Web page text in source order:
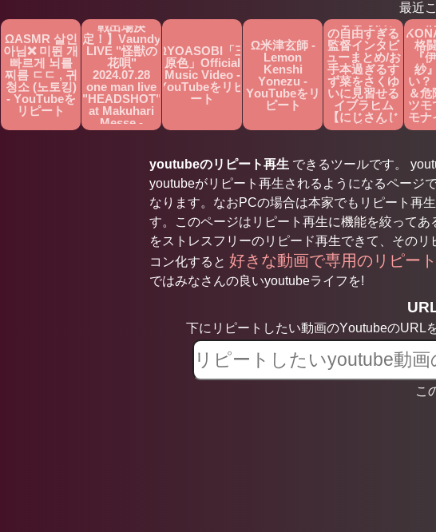
最近
ΩASMR 살인
아님❌ 미뛴 개
빠르게 뇌를
찌름 ㄷㄷ , 귀
청소 (노토킹)
- YouTubeを
リピート
戦出場決
定！】Vaundy
LIVE "怪獣の
花唄"
2024.07.28
one man live
"HEADSHOT"
at Makuhari
Messe -
YouTubeをリ
ΩYOASOBI「三
原色」Official
Music Video -
YouTubeをリピ
ート
Ω米津玄師 -
Lemon
Kenshi
Yonezu -
YouTubeをリ
ピート
2026】ツッコ
ミどころ満載
の自由すぎる
監督インタビ
ューまとめ/お
手本過ぎるす
ず菜をさくゆ
いに見習せる
イブラヒム
【にじさんじ
切り抜き】 -
超ド
格
『
紗
い？
＆危
ツモ
モナ
裂！
youtubeのリピート再生 できるツールです。
youtubeがリピート再生されるようになるページ
なります。なおPCの場合は本家でもリピート再
す。このページはリピート再生に機能を絞って
をストレスフリーのリピード再生できて、その
コン化すると 好きな動画で専用のリピー
ではみなさんの良いyoutubeライフを!
下にリピートしたい動画のYoutubeのURL
こ